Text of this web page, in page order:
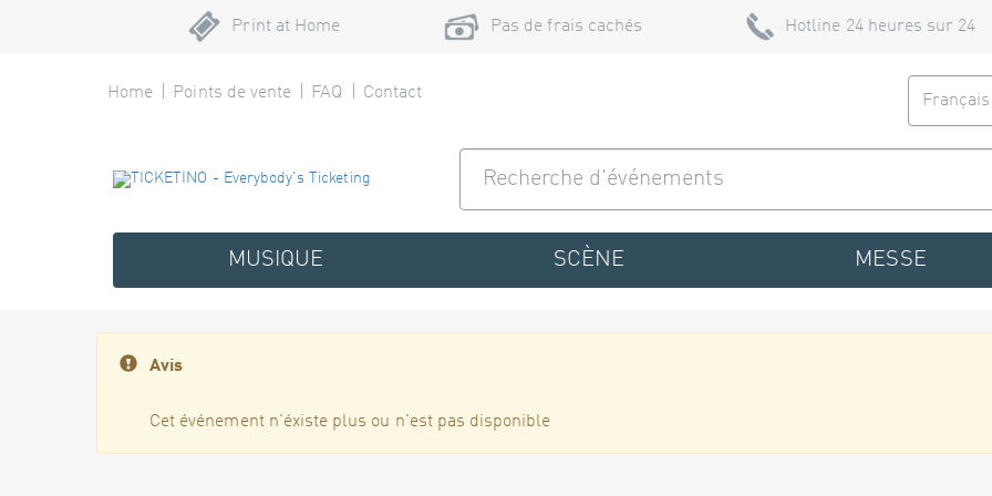
Print at Home Pas de frais cachés Hotline 24 heures sur 24
Home Points de vente FAQ Contact Français
MUSIQUE SCÈNE MESSE
Avis
Cet événement n'éxiste plus ou n'est pas disponible